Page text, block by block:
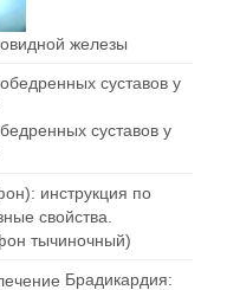
железы
суставов у
тычиночный)
Брадикардия: